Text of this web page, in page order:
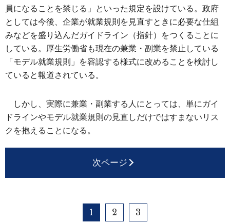
員になることを禁じる」といった規定を設けている。政府
としては今後、企業が就業規則を見直すときに必要な仕組
みなどを盛り込んだガイドライン（指針）をつくることに
している。厚生労働省も現在の兼業・副業を禁止している
「モデル就業規則」を容認する様式に改めることを検討し
ていると報道されている。
しかし、実際に兼業・副業する人にとっては、単にガイ
ドラインやモデル就業規則の見直しだけではすまないリス
クを抱えることになる。
次ページ
1 2 3